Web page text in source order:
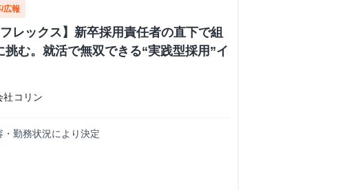
広報
フレックス】新卒採用責任者の直下で組
挑む。就活で無双できる“実践型採用”イ
社コリン
勤務状況により決定